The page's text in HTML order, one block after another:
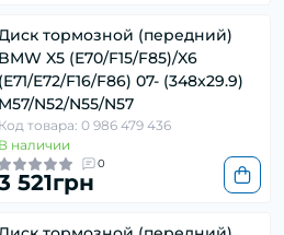
тормозной (передний)
BMW X5 (E70/F15/F85)/X6
(E71/E72/F16/F86) 07- (348x29.9)
M57/N52/N55/N57
Код товара: 0 986 479 436
В наличии
0
521грн